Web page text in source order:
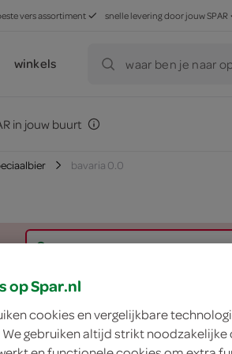
vers assortiment snelle levering door jouw SPAR
winkels waar ben je naar
in jouw buurt
bavaria 0.0
Bavaria
op Spar.nl
cookies en vergelijkbare
gebruiken altijd strikt